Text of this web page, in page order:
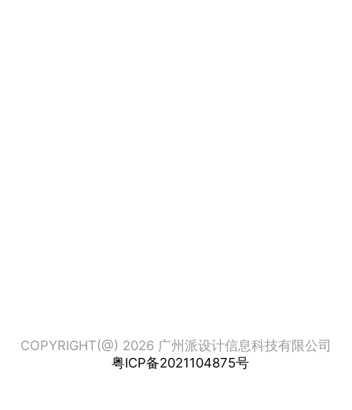
COPYRIGHT(@) 2026 广州派设计信息科技有限公司
粤ICP备2021104875号